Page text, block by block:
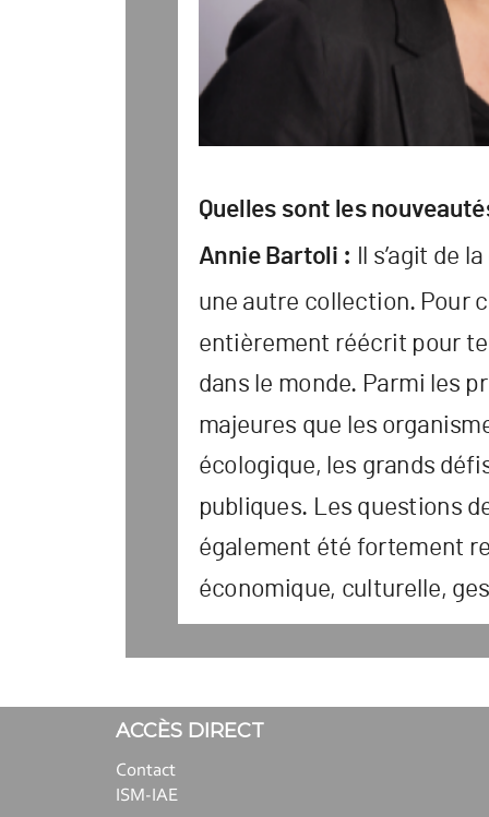
Quelles sont les nouv
Annie Bartoli : Il s’agit de
une autre collection . Pour c
entièrement réécrit pour t
dans le monde. Parmi les
majeures que les or
écologique , les grands
publiques. Les questions
également été fortement r
économique, culturelle , ges
ACCÈS DIRECT
Contact
ISM-IAE